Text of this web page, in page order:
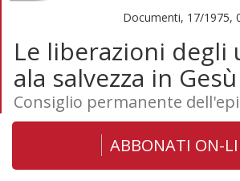
Documenti, 17/1975,
Le liberazioni degli
ala salvezza in
Consiglio permanente
ABBONATI ON-